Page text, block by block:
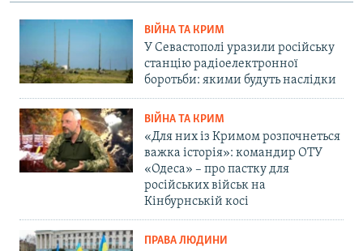
ВІЙНА ТА КРИМ
У Севастополі уразили російську
станцію радіоелектронної
боротьби: якими будуть наслідки
ВІЙНА ТА КРИМ
«Для них із Кримом розпочнеться
важка історія»: командир ОТУ
«Одеса» – про пастку для
російських військ на
Кінбурнській косі
ПРАВА ЛЮДИНИ